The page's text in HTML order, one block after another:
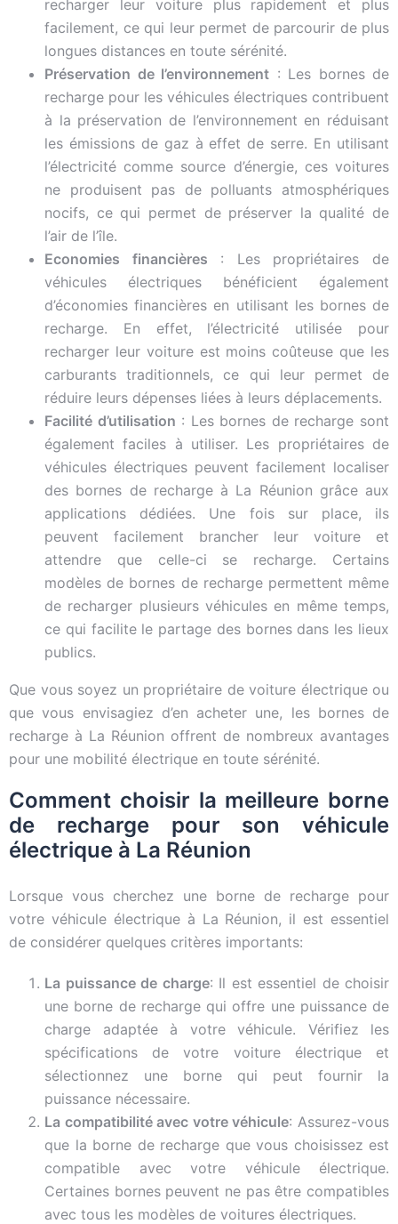
recharger leur voiture plus rapidement et plus
facilement, ce qui leur permet de parcourir de plus
longues distances en toute sérénité.
Préservation de l’environnement : Les bornes de
recharge pour les véhicules électriques contribuent
à la préservation de l’environnement en réduisant
les émissions de gaz à effet de serre. En utilisant
l’électricité comme source d’énergie, ces voitures
ne produisent pas de polluants atmosphériques
nocifs, ce qui permet de préserver la qualité de
l’air de l’île.
Economies financières : Les propriétaires de
véhicules électriques bénéficient également
d’économies financières en utilisant les bornes de
recharge. En effet, l’électricité utilisée pour
recharger leur voiture est moins coûteuse que les
carburants traditionnels, ce qui leur permet de
réduire leurs dépenses liées à leurs déplacements.
Facilité d’utilisation : Les bornes de recharge sont
également faciles à utiliser. Les propriétaires de
véhicules électriques peuvent facilement localiser
des bornes de recharge à La Réunion grâce aux
applications dédiées. Une fois sur place, ils
peuvent facilement brancher leur voiture et
attendre que celle-ci se recharge. Certains
modèles de bornes de recharge permettent même
de recharger plusieurs véhicules en même temps,
ce qui facilite le partage des bornes dans les lieux
publics.
Que vous soyez un propriétaire de voiture électrique ou
que vous envisagiez d’en acheter une, les bornes de
recharge à La Réunion offrent de nombreux avantages
pour une mobilité électrique en toute sérénité.
Comment choisir la meilleure borne
de recharge pour son véhicule
électrique à La Réunion
Lorsque vous cherchez une borne de recharge pour
votre véhicule électrique à La Réunion, il est essentiel
de considérer quelques critères importants:
La puissance de charge: Il est essentiel de choisir
une borne de recharge qui offre une puissance de
charge adaptée à votre véhicule. Vérifiez les
spécifications de votre voiture électrique et
sélectionnez une borne qui peut fournir la
puissance nécessaire.
La compatibilité avec votre véhicule: Assurez-vous
que la borne de recharge que vous choisissez est
compatible avec votre véhicule électrique.
Certaines bornes peuvent ne pas être compatibles
avec tous les modèles de voitures électriques.